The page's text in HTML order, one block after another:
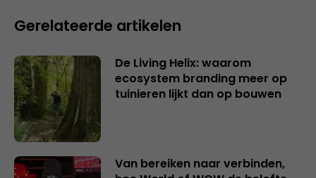
Gerelateerde artikelen
De Living Helix: waarom
ecosystem branding meer op
tuinieren lijkt dan op bouwen
Van bereiken naar verbinden,